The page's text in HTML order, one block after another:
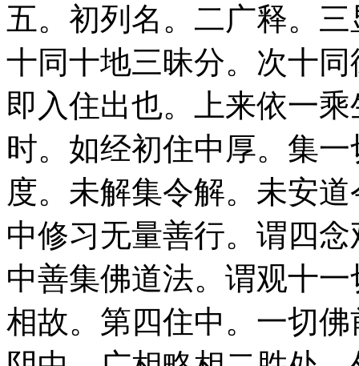
五。初列名。二广释。
十同十地三昧分。次十
即入住出也。上来依一
时。如经初住中厚。集
度。未解集令解。未安
中修习无量善行。谓四
中善集佛道法。谓观十
相故。第四住中。一切